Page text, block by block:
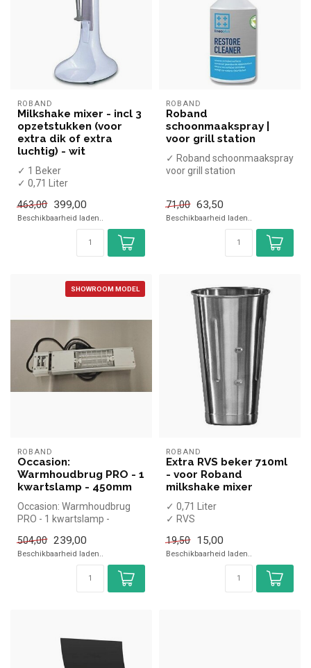
ROBAND
Milkshake mixer - incl 3
opzetstukken (voor
extra dik of extra
luchtig) - wit
✓ 1 Beker
✓ 0,71 Liter
✓ 230 Volt
463,00 399,00
Beschikbaarheid laden..
ROBAND
Roband
schoonmaakspray |
voor grill station
✓ Roband schoonmaakspray
voor grill station
71,00 63,50
Beschikbaarheid laden..
SHOWROOM MODEL
ROBAND
Occasion:
Warmhoudbrug PRO - 1
kwartslamp - 450mm
Occasion: Warmhoudbrug
PRO - 1 kwartslamp -
504,00 239,00
Beschikbaarheid laden..
ROBAND
Extra RVS beker 710ml
- voor Roband
milkshake mixer
✓ 0,71 Liter
✓ RVS
19,50
15,00
Beschikbaarheid laden..